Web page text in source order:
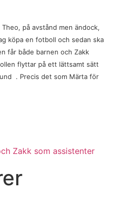
på avstånd men ändock,
köpa en fotboll och sedan ska
får både barnen och Zakk
flyttar på ett lättsamt sätt
. Precis det som Märta för
Zakk som assistenter